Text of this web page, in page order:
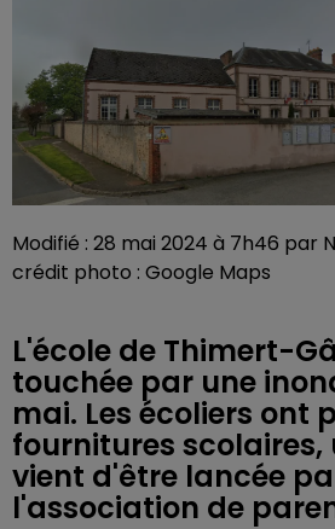
Modifié : 28 mai 2024 à 7h46 par
crédit photo : Google Maps
L'école de Thimert-
touchée par une
mai. Les écoliers ont
fournitures scolaires,
vient d'être lancée
l'association de